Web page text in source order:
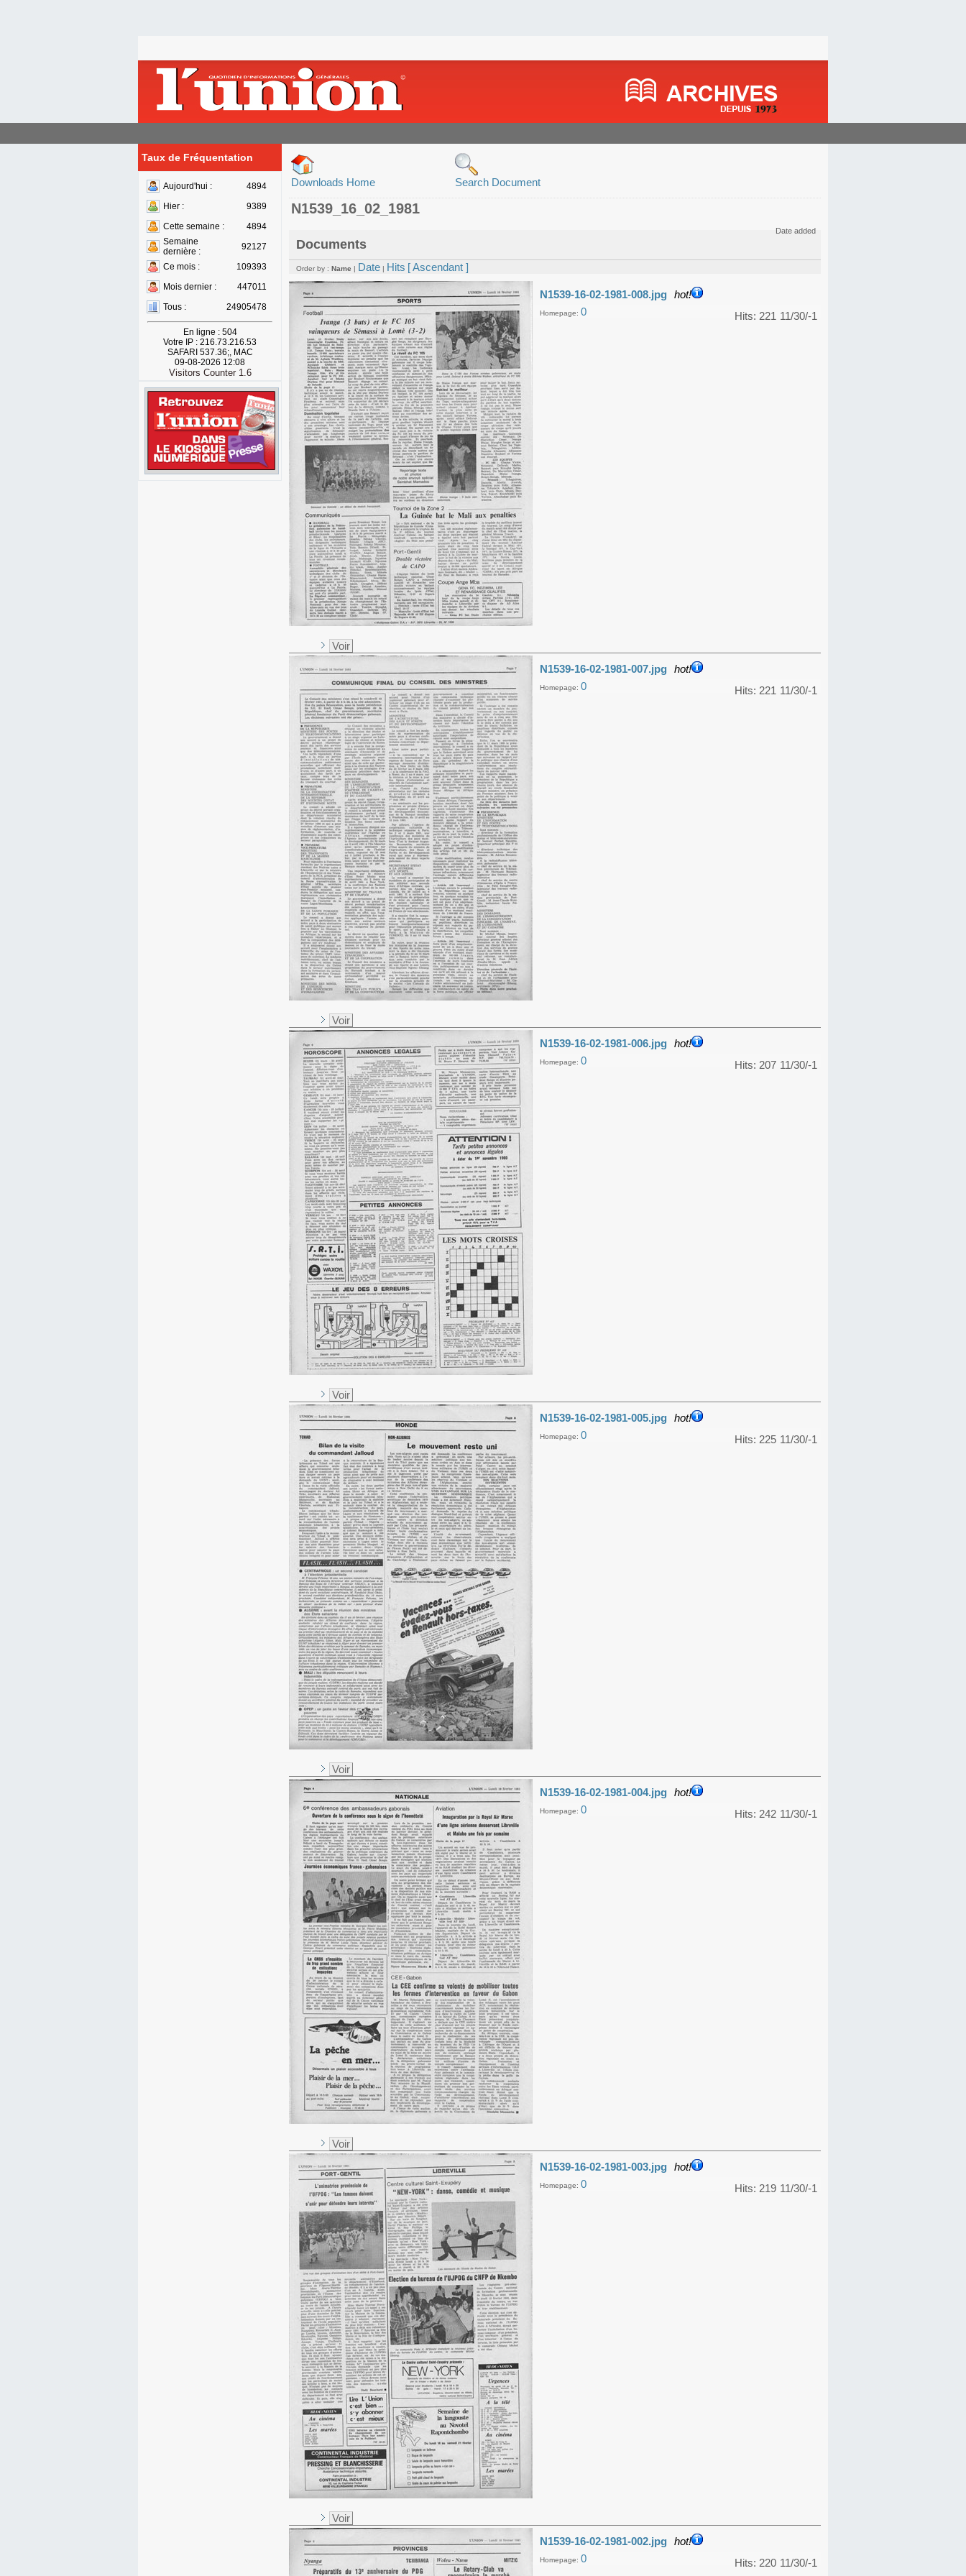
Taux de Fréquentation
Aujourd'hui :
4894
Hier :
9389
Cette semaine :
4894
Semaine
dernière :
92127
Ce mois :
109393
Mois dernier :
447011
Tous :
24905478
En ligne : 504
Votre IP : 216.73.216.53
SAFARI 537.36;, MAC
09-08-2026 12:08
Visitors Counter 1.6
Downloads Home Search Document
N1539_16_02_1981
Documents
Date added
Order by : Name | Date | Hits [ Ascendant ]
N1539-16-02-1981-008.jpg hot!
11/30/-1
Hits: 221
Homepage: 0
Voir
N1539-16-02-1981-007.jpg hot!
11/30/-1
Hits: 221
Homepage: 0
Voir
N1539-16-02-1981-006.jpg hot!
11/30/-1
Hits: 207
Homepage: 0
Voir
N1539-16-02-1981-005.jpg hot!
11/30/-1
Hits: 225
Homepage: 0
Voir
N1539-16-02-1981-004.jpg hot!
11/30/-1
Hits: 242
Homepage: 0
Voir
N1539-16-02-1981-003.jpg hot!
11/30/-1
Hits: 219
Homepage: 0
Voir
N1539-16-02-1981-002.jpg hot!
11/30/-1
Hits: 220
Homepage: 0